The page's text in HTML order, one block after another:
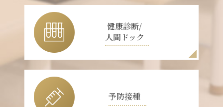
健康診断/
人間ドック
予防接種